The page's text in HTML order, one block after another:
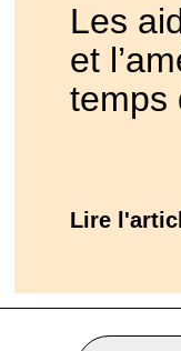
Les
et
temps
Lire